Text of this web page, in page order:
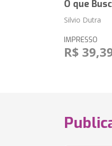
O que
Silvio Dutra
IMPRESSO
R$